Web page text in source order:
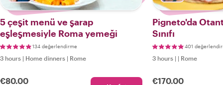
5 çeşit menü ve şarap
eşleşmesiyle Roma yemeği
134 değerlendirme
3 hours | Home dinners | Rome
€80.00
Pigneto'da
Sınıfı
401
3 hours | | Rome
€170.00